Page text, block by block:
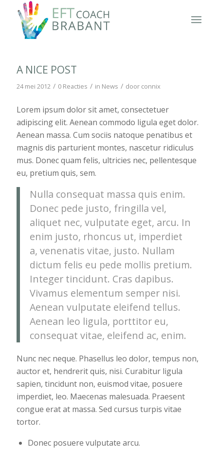
A NICE POST
24 mei 2012 / 0 Reacties / in News / door connix
Lorem ipsum dolor sit amet, consectetuer
adipiscing elit. Aenean commodo ligula eget dolor.
Aenean massa. Cum sociis natoque penatibus et
magnis dis parturient montes, nascetur ridiculus
mus. Donec quam felis, ultricies nec, pellentesque
eu, pretium quis, sem.
Nulla consequat massa quis enim.
Donec pede justo, fringilla vel,
aliquet nec, vulputate eget, arcu. In
enim justo, rhoncus ut, imperdiet
a, venenatis vitae, justo. Nullam
dictum felis eu pede mollis pretium.
Integer tincidunt. Cras dapibus.
Vivamus elementum semper nisi.
Aenean vulputate eleifend tellus.
Aenean leo ligula, porttitor eu,
consequat vitae, eleifend ac, enim.
Nunc nec neque. Phasellus leo dolor, tempus non,
auctor et, hendrerit quis, nisi. Curabitur ligula
sapien, tincidunt non, euismod vitae, posuere
imperdiet, leo. Maecenas malesuada. Praesent
congue erat at massa. Sed cursus turpis vitae
tortor.
Donec posuere vulputate arcu.